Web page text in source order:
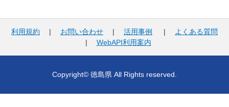
利用規約 | お問い合わせ | 活用事例 |
よくある質問
| WebAPI利用案内
Copyright© 徳島県 All Rights reserved.